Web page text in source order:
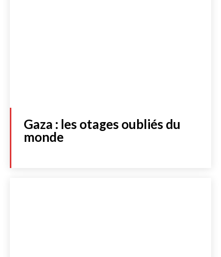
Gaza : les otages oubliés du
monde